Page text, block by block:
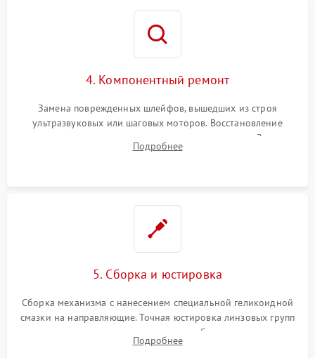
4. Компонентный ремонт
Замена поврежденных шлейфов, вышедших из строя
ультразвуковых или шаговых моторов. Восстановление
геометрии направляющих при заклинивании зума. Замена
неисправного блока диафрагмы, датчиков положения или
Подробнее
5. Сборка и юстировка
Сборка механизма с нанесением специальной геликоидной
смазки на направляющие. Точная юстировка линзовых групп
программным или механическим способом для устранения
бэк
Подробнее